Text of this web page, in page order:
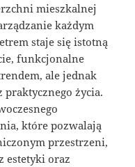
mieszkalnej
każdym
staje się istotną
funkcjonalne
ale jednak
życia.
które pozwalają
przestrzeni,
estetyki oraz